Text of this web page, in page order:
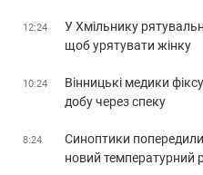
12:24
У Хмільнику
щоб урятувати жінку
10:24
Вінницькі медики
добу через спеку
8:24
Синоптики
новий температурний